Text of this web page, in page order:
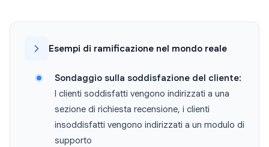
Esempi di ramificazione nel mondo reale
Sondaggio sulla soddisfazione del cliente:
I clienti soddisfatti vengono indirizzati a una
sezione di richiesta recensione, i clienti
insoddisfatti vengono indirizzati a un modulo di
supporto